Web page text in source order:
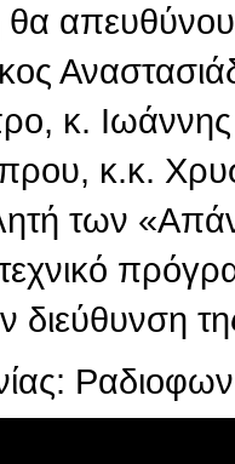
κ.
κ.κ.
των
διεύθυνση